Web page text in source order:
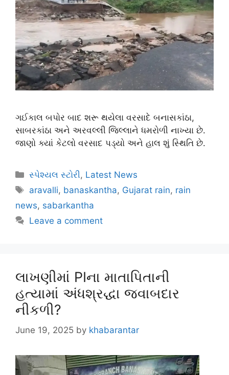
ગઈકાલ બપોર બાદ શરૂ થયેલા વરસાદે બનાસકાંઠા,
સાબરકાંઠા અને અરવલ્લી જિલ્લાને ધમરોળી નાખ્યા છે.
જાણો ક્યાં કેટલો વરસાદ પડ્યો અને હાલ શું સ્થિતિ છે.
સ્પેશ્યલ સ્ટોરી, Latest News
aravalli, banaskantha, Gujarat rain, rain
news, sabarkantha
Leave a comment
લાખણીમાં PIના માતાપિતાની
હત્યામાં અંધશ્રદ્ધા જવાબદાર
નીકળી?
June 19, 2025 by khabarantar